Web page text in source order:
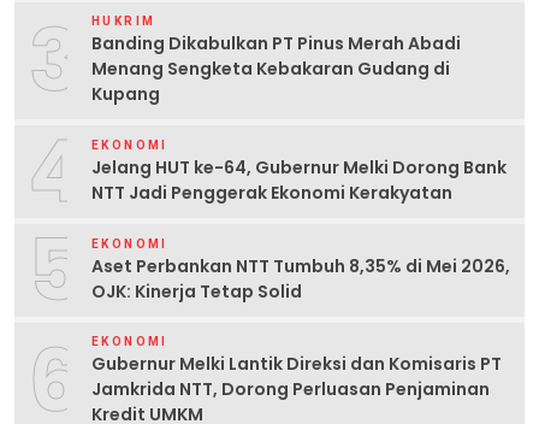
3 HUKRIM
Banding Dikabulkan PT Pinus Merah Abadi
Menang Sengketa Kebakaran Gudang di
Kupang
4 EKONOMI
Jelang HUT ke-64, Gubernur Melki Dorong Bank
NTT Jadi Penggerak Ekonomi Kerakyatan
5 EKONOMI
Aset Perbankan NTT Tumbuh 8,35% di Mei 2026,
OJK: Kinerja Tetap Solid
6 EKONOMI
Gubernur Melki Lantik Direksi dan Komisaris PT
Jamkrida NTT, Dorong Perluasan Penjaminan
Kredit UMKM